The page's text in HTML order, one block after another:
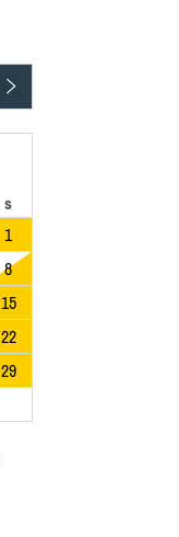
s
1
8
15
22
29